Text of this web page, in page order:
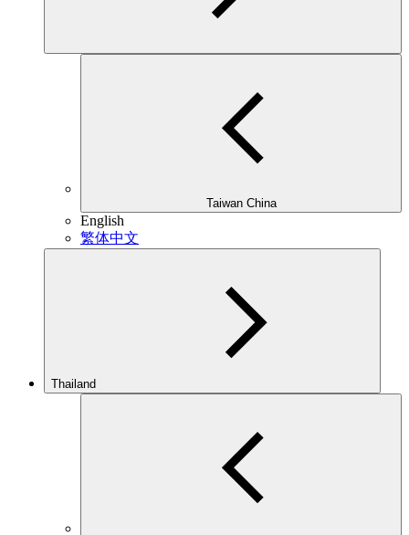
Taiwan China
English
繁体中文
Thailand